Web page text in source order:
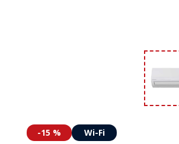
-15 % Wi-Fi